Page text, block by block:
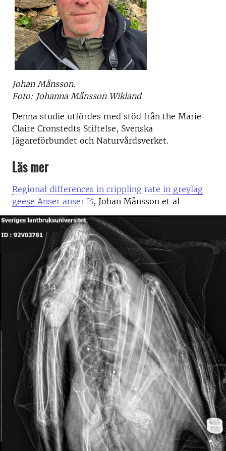
Johan Månsson.
Foto: Johanna Månsson Wikland
Denna studie utfördes med stöd från the Marie-
Claire Cronstedts Stiftelse, Svenska
Jägareförbundet och Naturvårdsverket.
Läs mer
Regional differences in crippling rate in greylag
geese Anser anser
, Johan Månsson et al